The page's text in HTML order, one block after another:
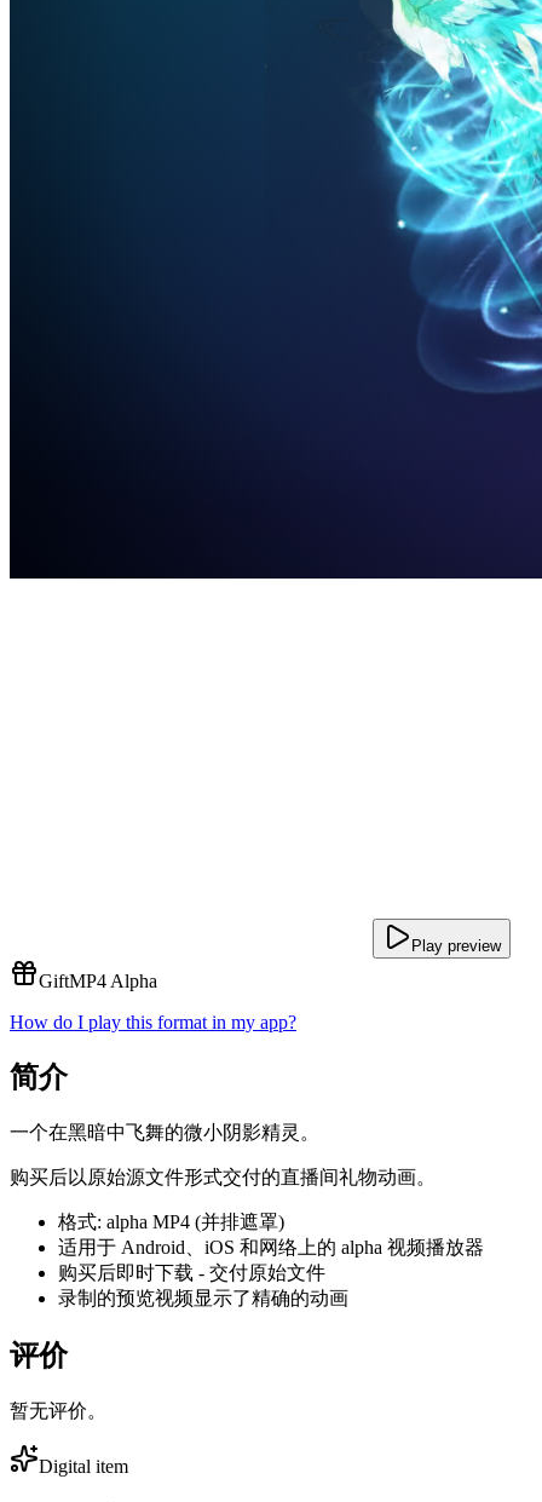
Play preview
GiftMP4 Alpha
How do I play this format in my app?
简介
一个在黑暗中飞舞的微小阴影精灵。
购买后以原始源文件形式交付的直播间礼物动画。
格式: alpha MP4 (并排遮罩)
适用于 Android、iOS 和网络上的 alpha 视频播放器
购买后即时下载 - 交付原始文件
录制的预览视频显示了精确的动画
评价
暂无评价。
Digital item